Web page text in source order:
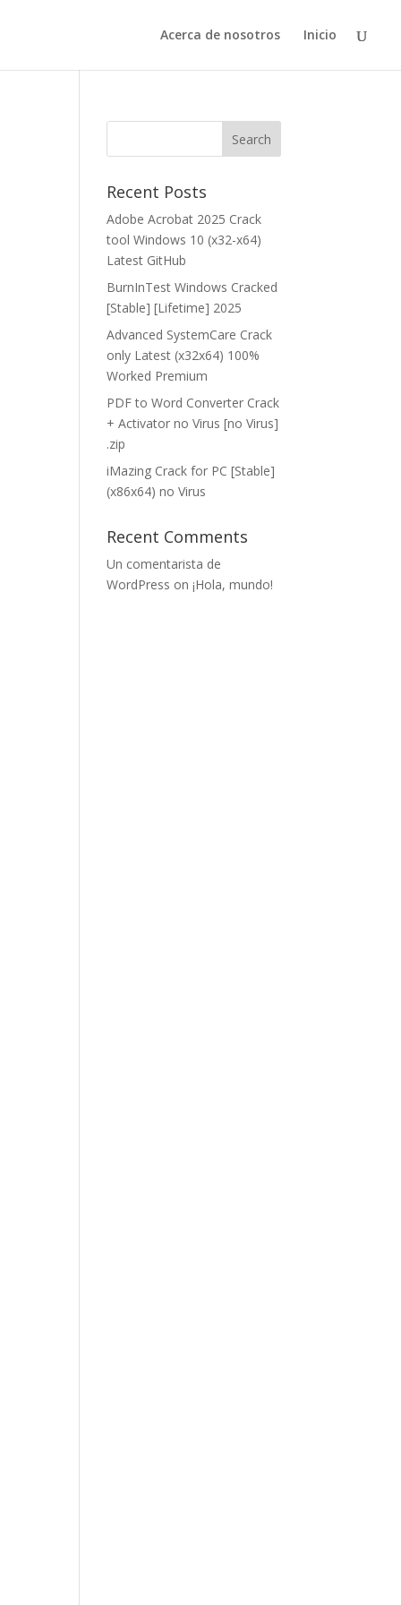
Acerca de nosotros Inicio
Recent Posts
Adobe Acrobat 2025 Crack
tool Windows 10 (x32-x64)
Latest GitHub
BurnInTest Windows Cracked
[Stable] [Lifetime] 2025
Advanced SystemCare Crack
only Latest (x32x64) 100%
Worked Premium
PDF to Word Converter Crack
+ Activator no Virus [no Virus]
.zip
iMazing Crack for PC [Stable]
(x86x64) no Virus
Recent Comments
Un comentarista de
WordPress on¡Hola, mundo!